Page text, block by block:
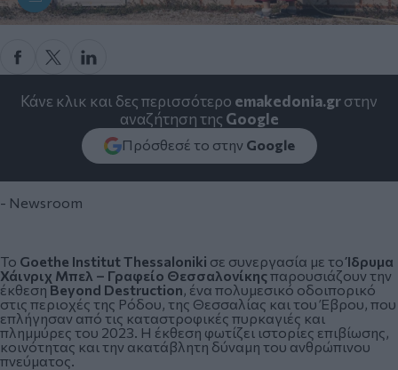
Κάνε κλικ και δες περισσότερο emakedonia.grστην
αναζήτηση της Google
Πρόσθεσέ το στην Google
- Newsroom
Το Goethe Institut Thessaloniki σε συνεργασία με τοΊδρυμα
Χάινριχ Μπελ – Γραφείο Θεσσαλονίκηςπαρουσιάζουν την
έκθεσηBeyond Destruction, ένα πολυμεσικό οδοιπορικό
στις περιοχές της Ρόδου, της Θεσσαλίας και του Έβρου, που
επλήγησαν από τις καταστροφικές πυρκαγιές και
πλημμύρες του 2023. Η έκθεση φωτίζει ιστορίες επιβίωσης,
κοινότητας και την ακατάβλητη δύναμη του ανθρώπινου
πνεύματος.